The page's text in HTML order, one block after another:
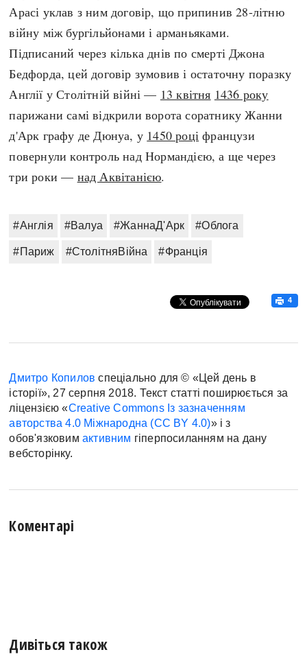
Арасі уклав з ним договір, що припинив 28-літню
війну між бургільйонами і арманьяками.
Підписаний через кілька днів по смерті Джона
Бедфорда, цей договір зумовив і остаточну поразку
Англії у Столітній війні — 13 квітня 1436 року
парижани самі відкрили ворота соратнику Жанни
д'Арк графу де Дюнуа, у 1450 році французи
повернули контроль над Нормандією, а ще через
три роки — над Аквітанією.
#Англія #Валуа #ЖаннаД'Арк #Облога
#Париж #СтолітняВійна #Франція
4
Дмитро Копилов спеціально для © «Цей день в
історії», 27 серпня 2018. Текст статті поширюється за
ліцензією «Creative Commons Із зазначенням
авторства 4.0 Міжнародна (CC BY 4.0)» і з
обов'язковимактивним гіперпосиланням на дану
вебсторінку.
Коментарі
Дивіться також